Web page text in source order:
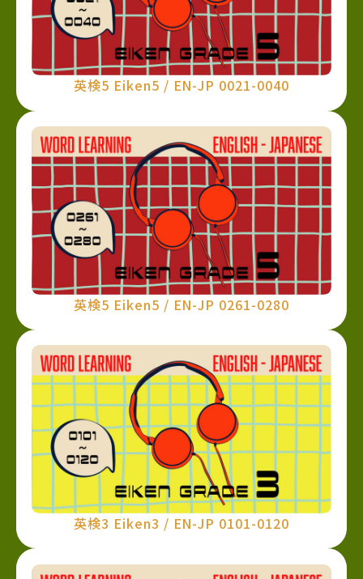
英検5 Eiken5 / EN-JP 0021-0040
英検5 Eiken5 / EN-JP 0261-0280
英検3 Eiken3 / EN-JP 0101-0120